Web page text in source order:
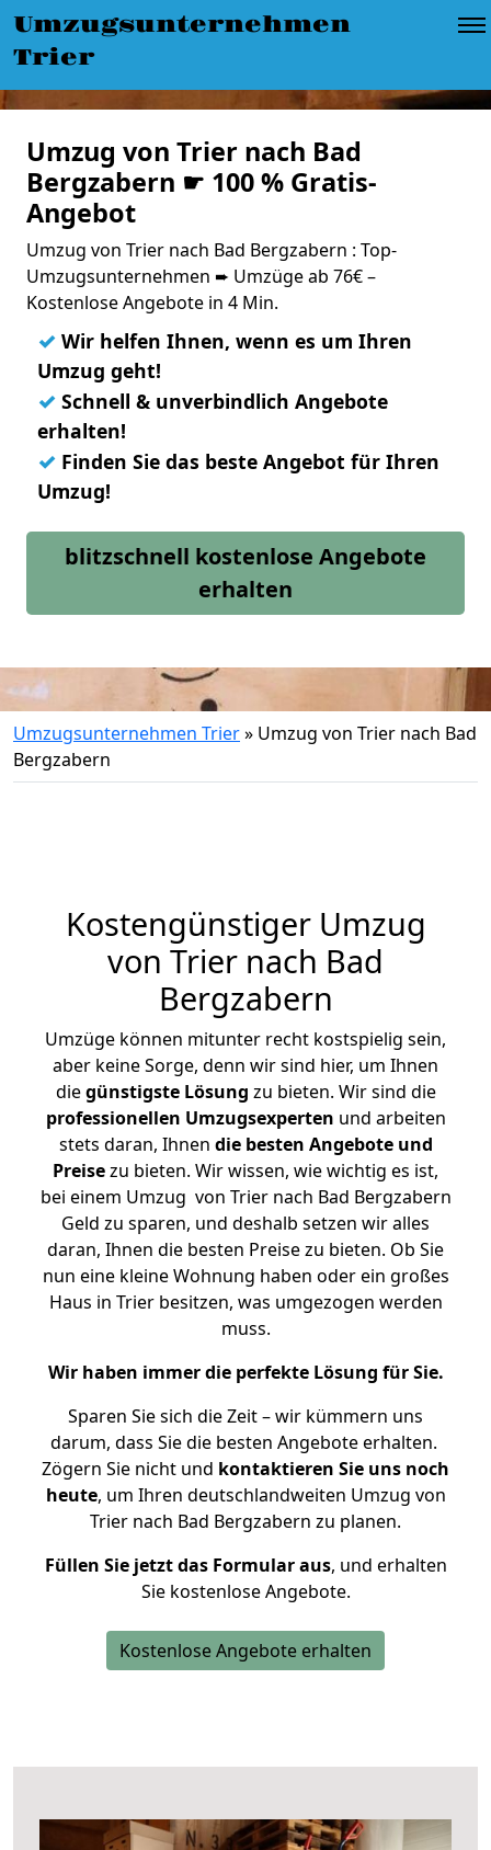
Umzugsunternehmen
Trier
Umzug von Trier nach Bad
Bergzabern ☛ 100 % Gratis-
Angebot
Umzug von Trier nach Bad Bergzabern : Top-
Umzugsunternehmen ➨ Umzüge ab 76€ –
Kostenlose Angebote in 4 Min.
✓ Wir helfen Ihnen, wenn es um Ihren
Umzug geht!
✓ Schnell & unverbindlich Angebote
erhalten!
✓ Finden Sie das beste Angebot für Ihren
Umzug!
blitzschnell kostenlose Angebote
erhalten
Umzugsunternehmen Trier» Umzug von Trier nach Bad
Bergzabern
Kostengünstiger Umzug
von Trier nach Bad
Bergzabern
Umzüge können mitunter recht kostspielig sein,
aber keine Sorge, denn wir sind hier, um Ihnen
diegünstigste Lösung zu bieten. Wir sind die
professionellen Umzugsexperten und arbeiten
stets daran, Ihnen die besten Angebote und
Preisezu bieten. Wir wissen, wie wichtig es ist,
bei einem Umzug von Trier nach Bad Bergzabern
Geld zu sparen, und deshalb setzen wir alles
daran, Ihnen die besten Preise zu bieten. Ob Sie
nun eine kleine Wohnung haben oder ein großes
Haus in Trier besitzen, was umgezogen werden
muss.
Wir haben immer die perfekte Lösung für Sie.
Sparen Sie sich die Zeit – wir kümmern uns
darum, dass Sie die besten Angebote erhalten.
Zögern Sie nicht und kontaktieren Sie uns noch
heute, um Ihren deutschlandweiten Umzug von
Trier nach Bad Bergzabern zu planen.
Füllen Sie jetzt das Formular aus, und erhalten
Sie kostenlose Angebote.
Kostenlose Angebote erhalten